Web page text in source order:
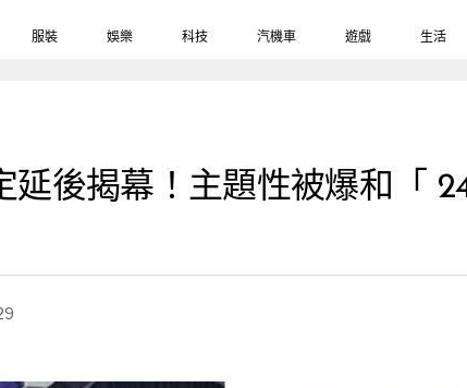
服裝 娛樂 科技 汽機車 遊戲 生活
延後揭幕！主題性被爆和「